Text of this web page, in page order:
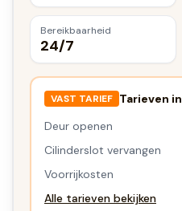
Bereikbaarheid
24/7
VAST TARIEF Tarieven in
Deur openen
Cilinderslot vervangen
Voorrijkosten
Alle tarieven bekijken